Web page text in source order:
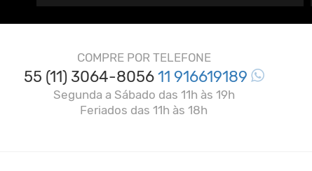
COMPRE POR TELEFONE
55 (11) 3064-805611 916619189
Segunda a Sábado das 11h às 19h
Feriados das 11h às 18h